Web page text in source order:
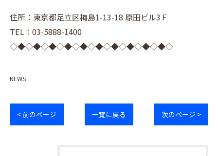
住所：東京都足立区梅島1-13-18 原田ビル3Ｆ
TEL：03-5888-1400
◇◆◇◆◇◆◇◆◇◆◇◆◇◆◇◆◇◆◇◆◇
NEWS
< 前のページ 一覧に戻る 次のページ >